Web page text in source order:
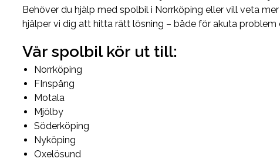
Behöver du hjälp med spolbil i Norrköping eller vill veta
hjälper vi dig att hitta rätt lösning – både för akuta problem
Vår spolbil kör ut till:
Norrköping
FInspång
Motala
Mjölby
Söderköping
Nyköping
Oxelösund